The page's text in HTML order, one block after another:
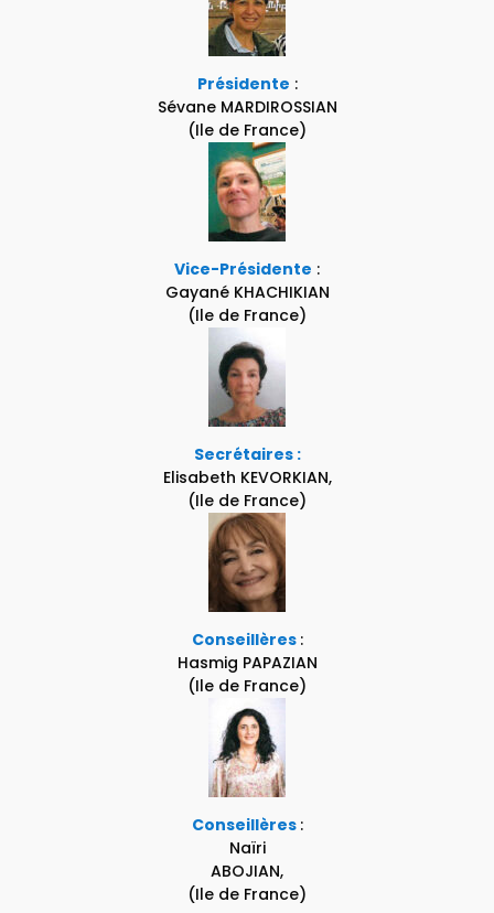
Présidente :
Sévane MARDIROSSIAN
(Ile de France)
Vice-Présidente :
Gayané KHACHIKIAN
(Ile de France)
Secrétaires :
Elisabeth KEVORKIAN,
(Ile de France)
Conseillères :
Hasmig PAPAZIAN
(Ile de France)
Conseillères :
Naïri
ABOJIAN,
(Ile de France)